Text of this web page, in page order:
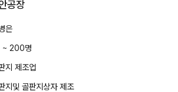
공장
은
~ 200명
지 제조업
지및 골판지상자 제조